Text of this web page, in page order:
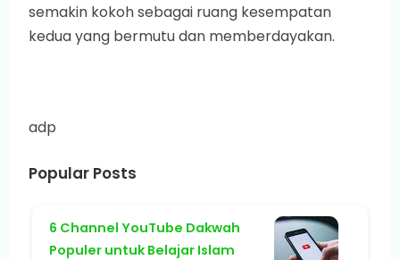
semakin kokoh sebagai ruang kesempatan
kedua yang bermutu dan memberdayakan.
adp
Popular Posts
6 Channel YouTube Dakwah
Populer untuk Belajar Islam